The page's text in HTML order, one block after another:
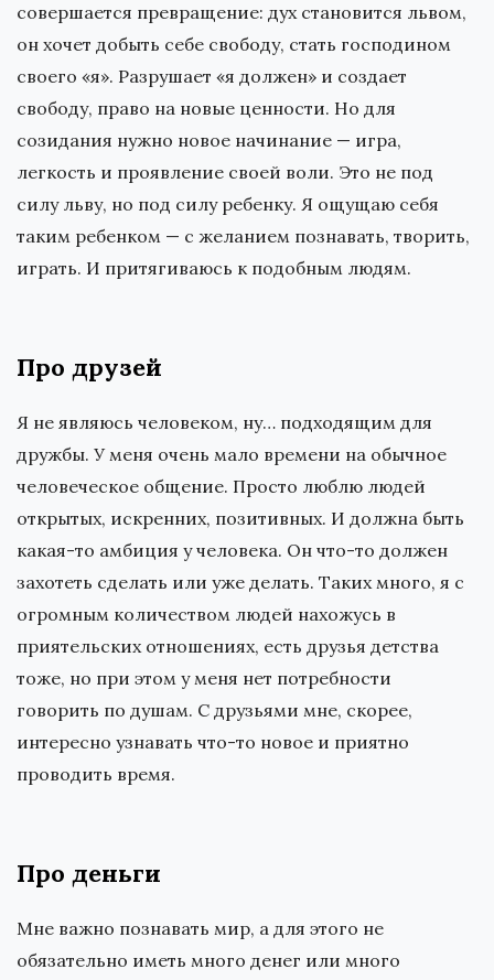
совершается превращение: дух становится львом,
он хочет добыть себе свободу, стать господином
своего «я». Разрушает «я должен» и создает
свободу, право на новые ценности. Но для
созидания нужно новое начинание — игра,
легкость и проявление своей воли. Это не под
силу льву, но под силу ребенку. Я ощущаю себя
таким ребенком — с желанием познавать, творить,
играть. И притягиваюсь к подобным людям.
Про друзей
Я не являюсь человеком, ну… подходящим для
дружбы. У меня очень мало времени на обычное
человеческое общение. Просто люблю людей
открытых, искренних, позитивных. И должна быть
какая-то амбиция у человека. Он что-то должен
захотеть сделать или уже делать. Таких много, я с
огромным количеством людей нахожусь в
приятельских отношениях, есть друзья детства
тоже, но при этом у меня нет потребности
говорить по душам. С друзьями мне, скорее,
интересно узнавать что-то новое и приятно
проводить время.
Про деньги
Мне важно познавать мир, а для этого не
обязательно иметь много денег или много